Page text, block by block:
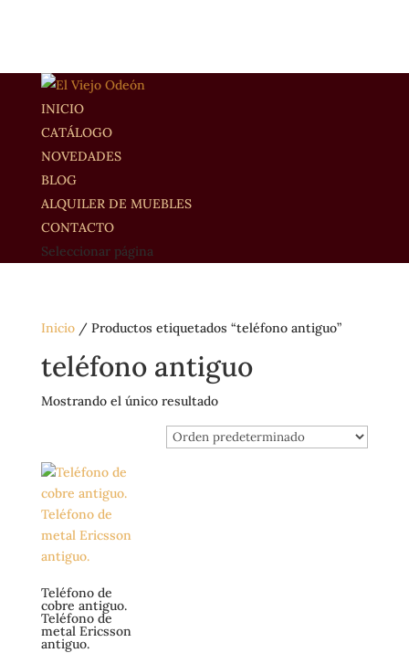
INICIO
CATÁLOGO
NOVEDADES
BLOG
ALQUILER DE MUEBLES
CONTACTO
Seleccionar página
Inicio/ Productos etiquetados “teléfono antiguo”
teléfono antiguo
Mostrando el único resultado
Teléfono de
cobre antiguo.
Teléfono de
metal Ericsson
antiguo.